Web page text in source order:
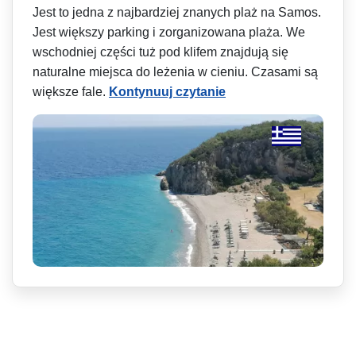
Jest to jedna z najbardziej znanych plaż na Samos.
Jest większy parking i zorganizowana plaża. We
wschodniej części tuż pod klifem znajdują się
naturalne miejsca do leżenia w cieniu. Czasami są
większe fale. Kontynuuj czytanie